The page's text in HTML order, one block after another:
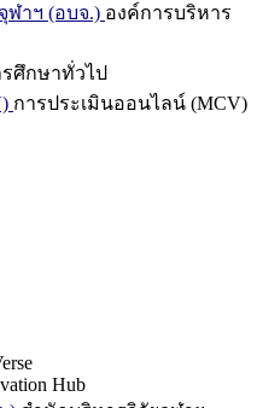
ฬาฯ (อบจ.) องค์การบริหาร
ศึกษาทั่วไป
การประเมินออนไลน์ (MCV)
Hub